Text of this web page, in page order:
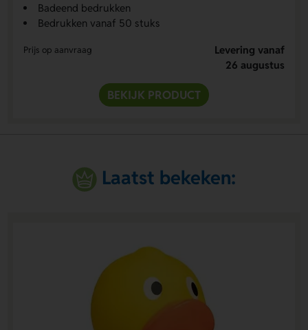
Badeend bedrukken
Bedrukken vanaf 50 stuks
Prijs op aanvraag
Levering vanaf
26 augustus
BEKIJK PRODUCT
Laatst bekeken: